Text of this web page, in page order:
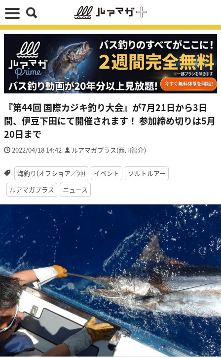
『第44回 国際カジキ釣り大会』が7月21日から3日
間、伊豆下田にて開催されます！ 参加締め切りは5月
20日まで
2022/04/18 14:42 ルアマガプラス(西川智介)
海釣り(オフショア／沖) イベント
ソルトルアー
ルアマガプラス
ニュース